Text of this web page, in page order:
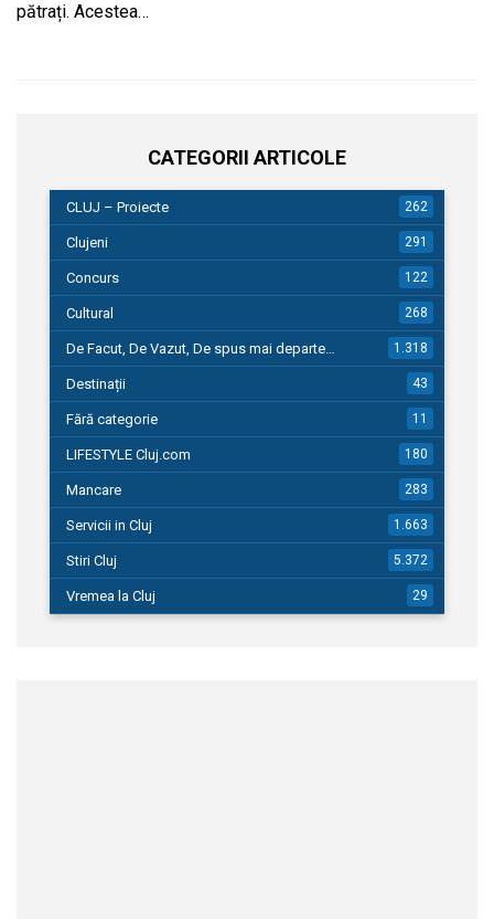
pătrați. Acestea…
CATEGORII ARTICOLE
CLUJ – Proiecte 262
Clujeni 291
Concurs 122
Cultural 268
De Facut, De Vazut, De spus mai departe… 1.318
Destinații 43
Fără categorie 11
LIFESTYLE Cluj.com 180
Mancare 283
Servicii in Cluj 1.663
Stiri Cluj 5.372
Vremea la Cluj 29